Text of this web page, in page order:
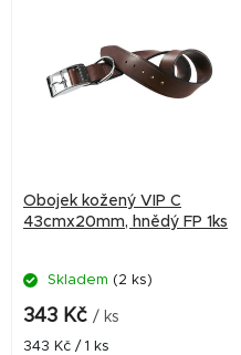
Obojek kožený VIP C
43cmx20mm, hnědý FP 1ks
Skladem (2 ks)
343 Kč / ks
Měrná
343 Kč / 1 ks